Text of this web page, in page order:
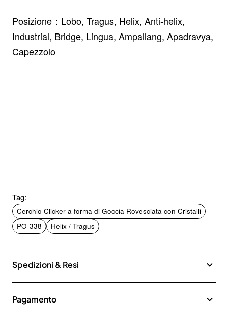
Posizione：Lobo, Tragus, Helix, Anti-helix,
Industrial, Bridge, Lingua, Ampallang, Apadravya,
Capezzolo
Tag:
Cerchio Clicker a forma di Goccia Rovesciata con Cristalli
PO-338
Helix / Tragus
Spedizioni & Resi
Pagamento